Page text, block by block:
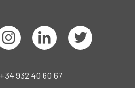
+34 932 40 60 67